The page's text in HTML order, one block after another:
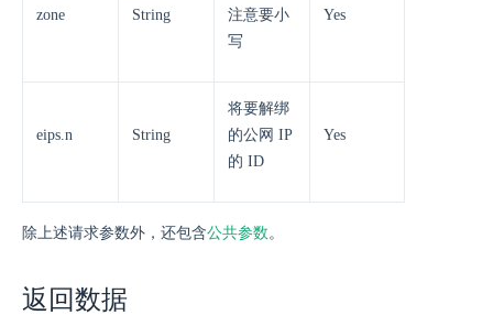
zone String
注意要小
写
Yes
eips.n String
将要解绑
的公网 IP
的 ID
Yes
除上述请求参数外，还包含公共参数。
返回数据